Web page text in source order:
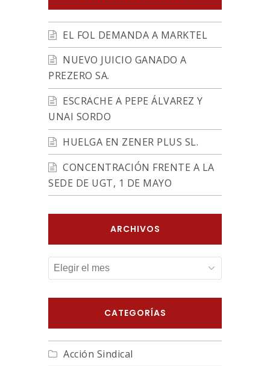
EL FOL DEMANDA A MARKTEL
NUEVO JUICIO GANADO A
PREZERO SA.
ESCRACHE A PEPE ÁLVAREZ Y
UNAI SORDO
HUELGA EN ZENER PLUS SL.
CONCENTRACIÓN FRENTE A LA
SEDE DE UGT, 1 DE MAYO
ARCHIVOS
ARCHIVOS
CATEGORÍAS
Acción Sindical